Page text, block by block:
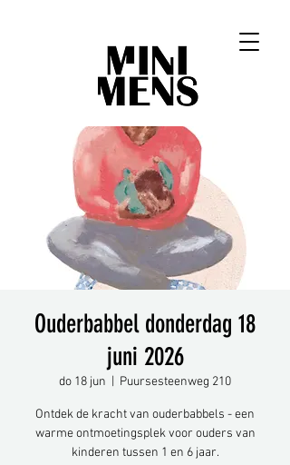
Ouderbabbel donderdag 18
juni 2026
do 18 jun Puursesteenweg 210
Ontdek de kracht van ouderbabbels - een
warme ontmoetingsplek voor ouders van
kinderen tussen 1 en 6 jaar.